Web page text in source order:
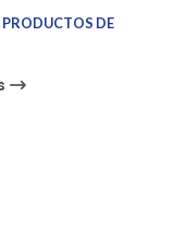
PRODUCTOS DE